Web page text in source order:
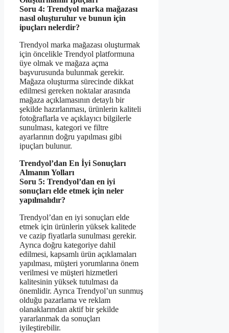
Soru 4: Trendyol marka mağazası
nasıl oluşturulur ve bunun için
ipuçları nelerdir?
Trendyol marka mağazası oluşturmak
için öncelikle Trendyol platformuna
üye olmak ve mağaza açma
başvurusunda bulunmak gerekir.
Mağaza oluşturma sürecinde dikkat
edilmesi gereken noktalar arasında
mağaza açıklamasının detaylı bir
şekilde hazırlanması, ürünlerin kaliteli
fotoğraflarla ve açıklayıcı bilgilerle
sunulması, kategori ve filtre
ayarlarının doğru yapılması gibi
ipuçları bulunur.
Trendyol’dan En İyi Sonuçları
Almanın Yolları
Soru 5: Trendyol’dan en iyi
sonuçları elde etmek için neler
yapılmalıdır?
Trendyol’dan en iyi sonuçları elde
etmek için ürünlerin yüksek kalitede
ve cazip fiyatlarla sunulması gerekir.
Ayrıca doğru kategoriye dahil
edilmesi, kapsamlı ürün açıklamaları
yapılması, müşteri yorumlarına önem
verilmesi ve müşteri hizmetleri
kalitesinin yüksek tutulması da
önemlidir. Ayrıca Trendyol’un sunmuş
olduğu pazarlama ve reklam
olanaklarından aktif bir şekilde
yararlanmak da sonuçları
iyileştirebilir.